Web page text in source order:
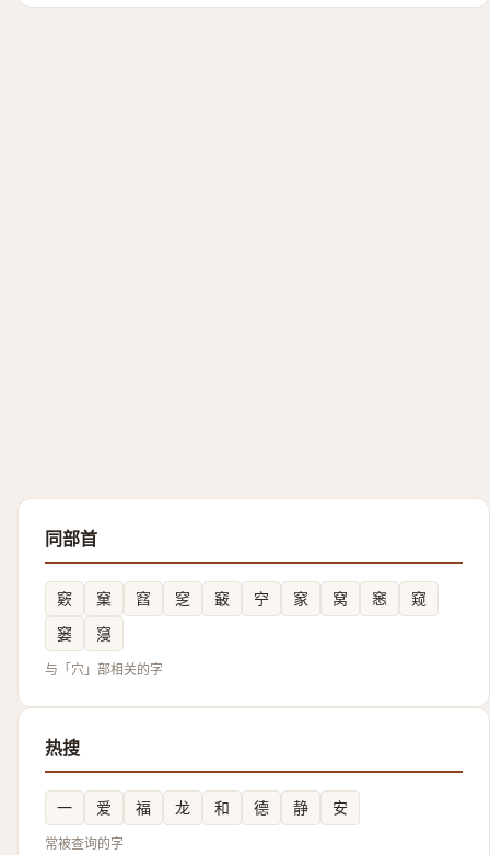
同部首
窽 窠 窞 窆 䆻 䆑 䆥 窝 窸
窥
窭
䆮
与「穴」部相关的字
热搜
一 爱 福 龙 和 德 静 安
常被查询的字